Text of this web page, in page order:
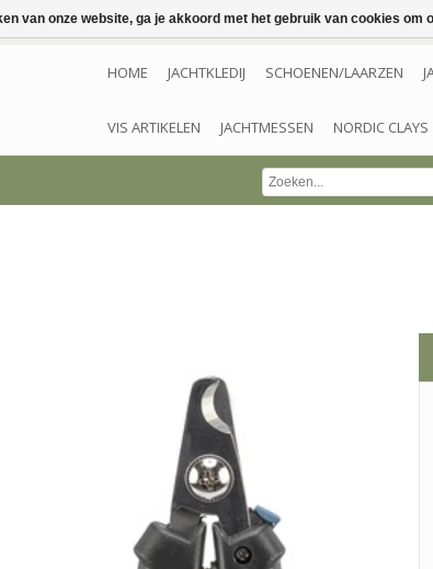
HOME JACHTKLEDIJ SCHOENEN/LAARZEN
VIS ARTIKELEN JACHTMESSEN NORDIC CLAYS
van onze website, ga je akkoord met het gebruik van cookies om